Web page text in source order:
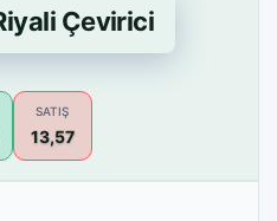
Çevirici
SATIŞ
13,57